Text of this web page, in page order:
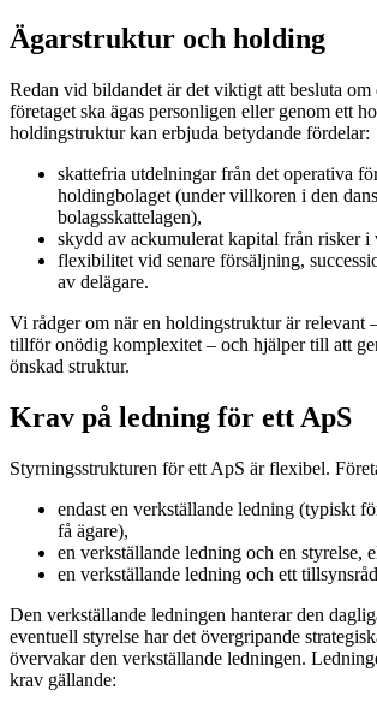
Ägarstruktur och holding
Redan vid bildandet är det viktigt att besluta om
företaget ska ägas personligen eller genom ett
holdingstruktur kan erbjuda betydande fördelar:
skattefria utdelningar från det operativa
holdingbolaget (under villkoren i den
bolagsskattelagen),
skydd av ackumulerat kapital från risker i
flexibilitet vid senare försäljning,
av delägare.
Vi rådger om när en holdingstruktur är relevant
tillför onödig komplexitet – och hjälper till att
önskad struktur.
Krav på ledning för ett ApS
Styrningsstrukturen för ett ApS är flexibel.
endast en verkställande ledning (typiskt
få ägare),
en verkställande ledning och en styrelse,
en verkställande ledning och ett
Den verkställande ledningen hanterar den
eventuell styrelse har det övergripande
övervakar den verkställande ledningen.
krav gällande: